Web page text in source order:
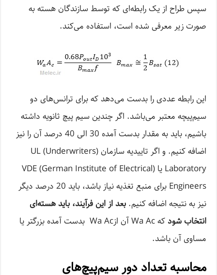
سپس طراح از یک رابطه‌ای که توسط سازندگان هسته به
صورت زیر معرفی شده است، استفاده می‌کند.
این رابطه عددی را بدست می‌دهد که برای ترانس‌های دو
سیم‌پیچه معتبر می‌باشد. اگر چندین سیم پیچ ثانویه داشته
باشیم، باید به مقدار بدست آمده 30 الی 40 درصد آن را نیز
اضافه کنیم. و اگر تاییدیه سازمان (UL (Underwriters
Laboratory یا (VDE (German Institute of Electrical
Engineers برای منبع تغذیه نیاز باشد، باید 20 درصد دیگر
نیز به نتیجه اضافه کنیم.بعد از این فرآیند، باید هسته‌ای
انتخاب شود
که Wa Ac آن ازWa Ac بدست آمده بزرگتر یا
مساوی آن باشد.
محاسبه تعداد دور سیم‌پیچ‌های